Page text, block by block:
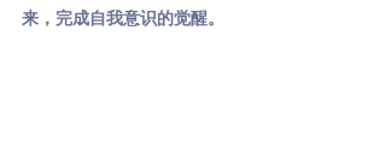
来，完成自我意识的觉醒。